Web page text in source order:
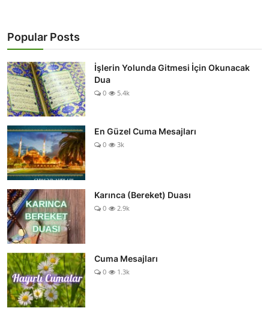
KISSADAN HİSSE
DİNİ BİLGİLER
Popular Posts
İşlerin Yolunda Gitmesi İçin Okunacak
Dua
0 5.4k
En Güzel Cuma Mesajları
0 3k
Karınca (Bereket) Duası
0 2.9k
Cuma Mesajları
0 1.3k